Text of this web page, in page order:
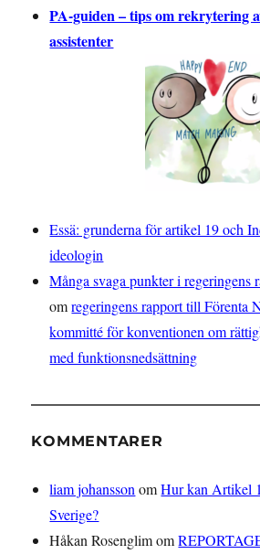
PA-guiden – tips om rekrytering
assistenter
Essä: grunderna för artikel 19 och
ideologin
Många svaga punkter i regeringens
omregeringens rapport till Förenta
kommitté för konventionen om
med funktionsnedsättning
KOMMENTARER
liam johansson omHur kan Artikel
Sverige?
Håkan Rosenglimom